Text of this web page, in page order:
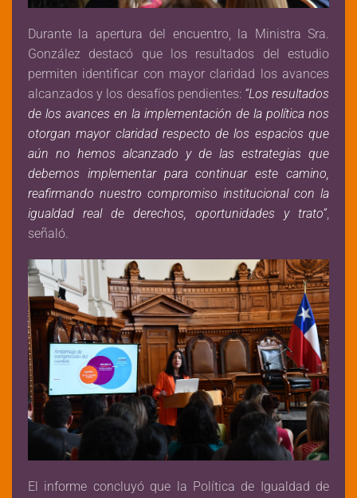
Durante la apertura del encuentro, la Ministra Sra.
González destacó que los resultados del estudio
permiten identificar con mayor claridad los avances
alcanzados y los desafíos pendientes: “Los resultados
de los avances en la implementación de la política nos
otorgan mayor claridad respecto de los espacios que
aún no hemos alcanzado y de las estrategias que
debemos implementar para continuar este camino,
reafirmando nuestro compromiso institucional con la
igualdad real de derechos, oportunidades y trato”,
señaló.
El informe concluyó que la Política de Igualdad de